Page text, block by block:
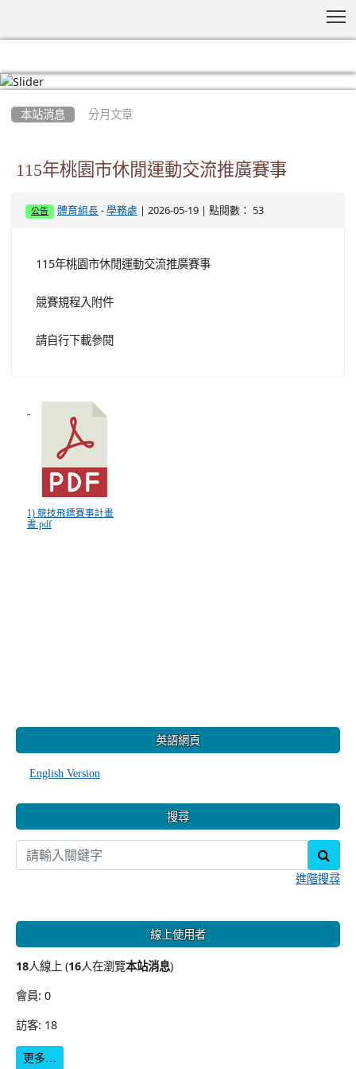
本站消息 分月文章
115年桃園市休閒運動交流推廣賽事
公告 體育組長 -學務處 | 2026-05-19 | 點閱數： 53
115年桃園市休閒運動交流推廣賽事
競賽規程入附件
請自行下載參閱
1) 競技飛鏢賽事計畫
書.pdf
英語網頁
English Version
搜尋
進階搜尋
線上使用者
18人線上 (16人在瀏覽本站消息)
會員: 0
訪客: 18
更多…